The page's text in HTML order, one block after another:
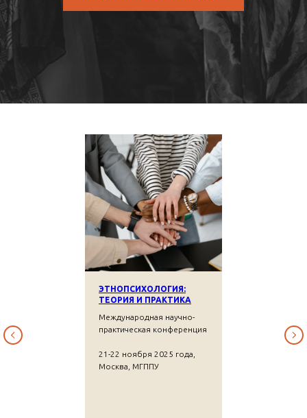
ЭТНОПСИХОЛОГИЯ:
ТЕОРИЯ И ПРАКТИКА
Международная научно-
практическая конференция
21-22 ноября 2025 года,
Москва, МГППУ